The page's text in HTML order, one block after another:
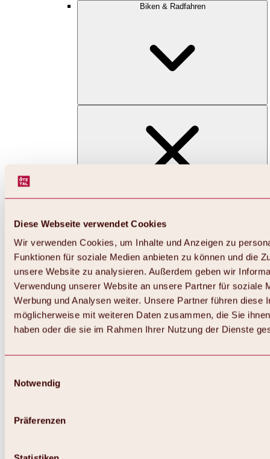
Diese Webseite verwendet Cookies
Wir verwenden Cookies, um Inhalte und Anzeigen zu
Funktionen für soziale Medien anbieten zu können und die
unsere Website zu analysieren. Außerdem geben wir
Verwendung unserer Website an unsere Partner für soziale
Werbung und Analysen weiter. Unsere Partner führen diese
möglicherweise mit weiteren Daten zusammen, die Sie
haben oder die sie im Rahmen Ihrer Nutzung der Dienste
Notwendig
Präferenzen
Biken & Radfahren